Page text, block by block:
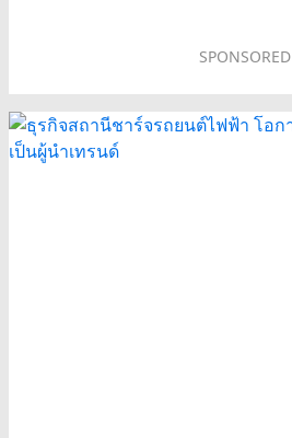
SPONSORED